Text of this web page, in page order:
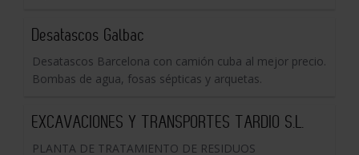
Desatascos Galbac
Desatascos Barcelona con camión cuba al mejor precio.
Bombas de agua, fosas sépticas y arquetas.
EXCAVACIONES Y TRANSPORTES TARDIO S.L.
PLANTA DE TRATAMIENTO DE RESIDUOS